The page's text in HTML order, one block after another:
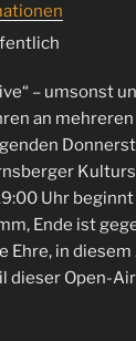
– umsonst
an mehreren
Uhr beginnt
Ende ist
Ehre, in
dieser Open-